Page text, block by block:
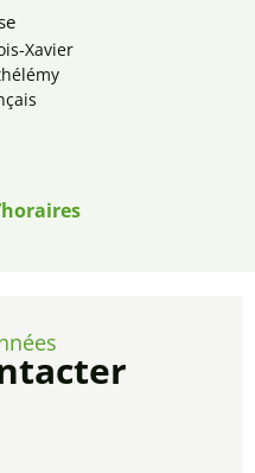
Xavier